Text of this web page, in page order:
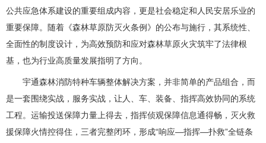
公共应急体系建设的重要组成内容，更是社会稳定和人民安居乐业的
重要保障。随着《森林草原防灭火条例》的公布与施行，其系统性、
全面性的制度设计，为高效预防和应对森林草原火灾筑牢了法律根
基，也为行业高质量发展指明了方向。
宇通森林消防特种车辆整体解决方案，并非简单的产品组合，而
是一套围绕实战，服务实战，让人、车、装备、指挥高效协同的系统
工程。运输投送保障力量上得去，指挥侦观保障信息通得畅，灭火救
援保障火情控得住，三者完整闭环，形成“响应—指挥—扑救”全链条